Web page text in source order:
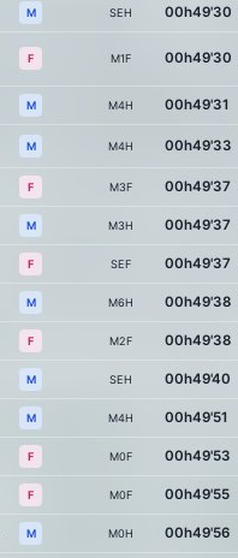
M SEH 00h49'30
F M1F 00h49'30
M M4H 00h49'31
M M4H 00h49'33
F M3F 00h49'37
M M3H 00h49'37
F SEF 00h49'37
M M6H 00h49'38
F M2F 00h49'38
M SEH 00h49'40
M M4H 00h49'51
F M0F 00h49'53
F M0F 00h49'55
M M0H 00h49'56